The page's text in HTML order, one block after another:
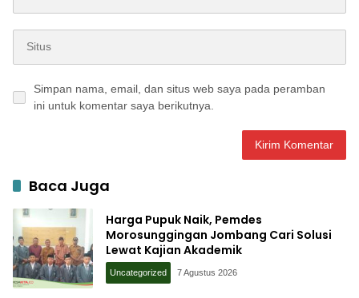
Simpan nama, email, dan situs web saya pada peramban
ini untuk komentar saya berikutnya.
Baca Juga
Harga Pupuk Naik, Pemdes
Morosunggingan Jombang Cari Solusi
Lewat Kajian Akademik
Uncategorized 7 Agustus 2026